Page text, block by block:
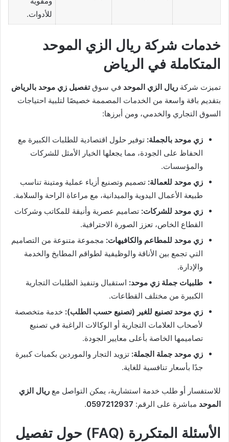
للأدوات.
خدمات شركة ريال الزي الموحد
المتكاملة في الرياض
تميزت شركة ريال الزي الموحد في سوقتفصيل زي موحد بالرياض
بتقديم باقة واسعة من الخدمات المصممة خصيصًا لتلبية احتياجات
السوق التجاري والخدمي، ومن أبرزها:
زي موحد بالجملة: توفير حلول اقتصادية للطلبات الكبيرة مع
الحفاظ على الجودة، مما يجعلها الخيار الأمثل للشركات
والمؤسسات.
زي موحد للعمالة: تصميم وتصنيع أزياء عملية ومتينة تناسب
طبيعة الأعمال اليدوية والميدانية، مع مراعاة الراحة والسلامة.
زي موحد للشركات: تصاميم عصرية وأنيقة للمكاتب وشركات
القطاع الخاص، تعزز الصورة الاحترافية.
زي موحد للمطاعم والكافيهات: مجموعة متنوعة من التصاميم
التي تجمع بين الأناقة والوظيفية لطواقم المطابخ والخدمة
والإدارة.
طلبيات جملة زي موحد: استقبال وتنفيذ الطلبات التجارية
الكبيرة من مختلف القطاعات.
زي موحد تصنيع للغير (تصنيع حسب الطلب): خدمة متخصصة
لأصحاب العلامات التجارية أو الوكالات الراغبة في تصنيع
تصاميمها الخاصة بأعلى معايير الجودة.
زي موحد جملة الجملة: تزويد التجار والموردين بكميات كبيرة
جدًا بأسعار تنافسية للغاية.
للاستفسار أو طلب خدمة استشارية، يمكن التواصل مع ريال الزي
الموحد مباشرة على الرقم: 0597212937
.
الأسئلة المتكررة (FAQ) حول تفصيل